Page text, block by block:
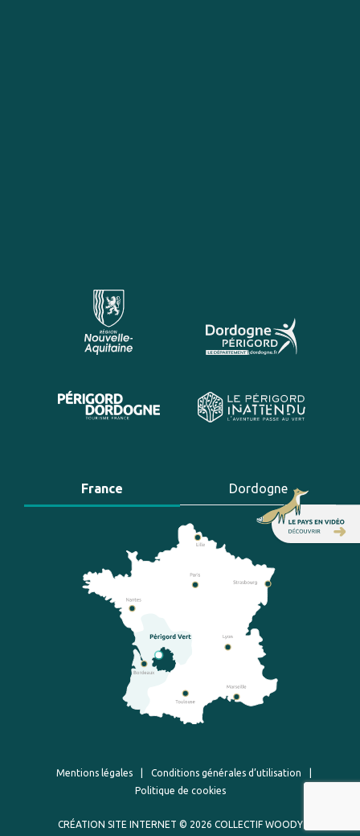
France Dordogne
Mentions légales Conditions générales d’utilisation
Politique de cookies
CRÉATION SITE INTERNET © 2026 COLLECTIF WOODY